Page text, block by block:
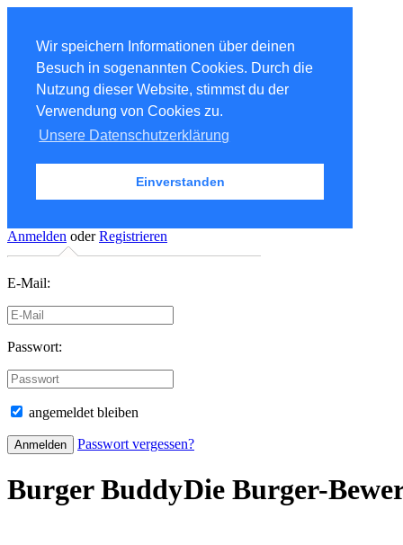
Wir speichern Informationen über deinen
Besuch in sogenannten Cookies. Durch die
Nutzung dieser Website, stimmst du der
Verwendung von Cookies zu.
Unsere Datenschutzerklärung
Einverstanden
Anmelden oder Registrieren
E-Mail:
Passwort:
angemeldet bleiben
Passwort vergessen?
Burger BuddyDie Burger-